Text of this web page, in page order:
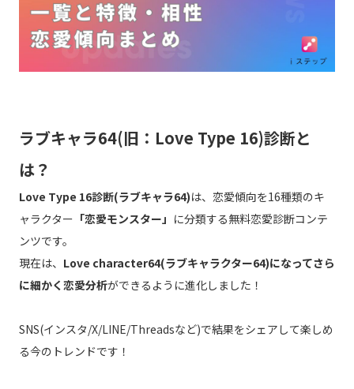
ラブキャラ64(旧：Love Type 16)診断と
は？
Love Type 16診断(ラブキャラ64)は、恋愛傾向を16種類のキ
ャラクター 「恋愛モンスター」 に分類する無料恋愛診断コンテ
ンツです。
現在は、 Love character64(ラブキャラクター64)になってさら
に細かく恋愛分析ができるように進化しました！
SNS(インスタ/X/LINE/Threadsなど)で結果をシェアして楽しめ
る今のトレンドです！